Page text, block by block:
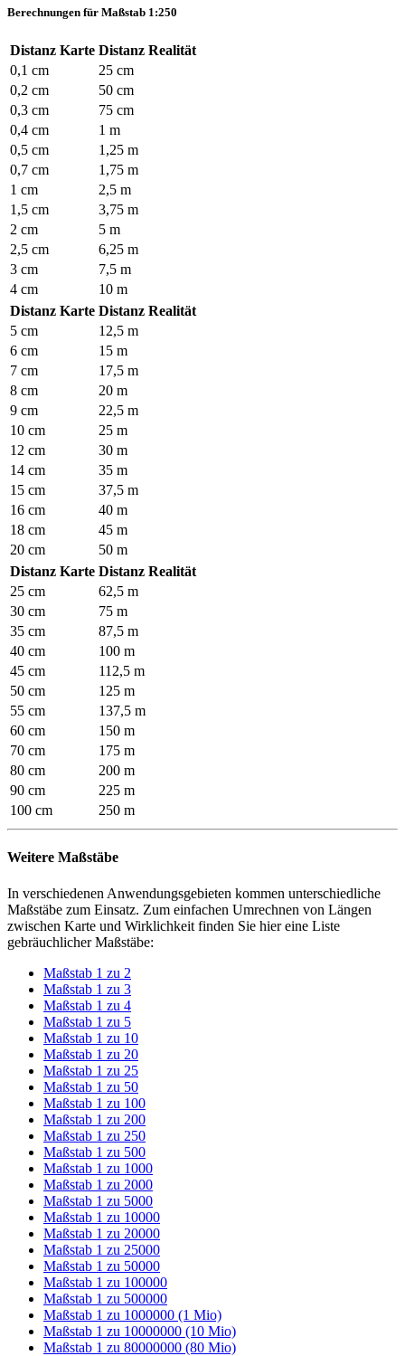
Berechnungen für Maßstab 1:250
Distanz Karte Distanz Realität
0,1 cm
25 cm
0,2 cm
50 cm
0,3 cm
75 cm
0,4 cm
1 m
0,5 cm
1,25 m
0,7 cm
1,75 m
1 cm
2,5 m
1,5 cm
3,75 m
2 cm
5 m
2,5 cm
6,25 m
3 cm
7,5 m
4 cm
10 m
Distanz Karte Distanz Realität
5 cm
12,5 m
6 cm
15 m
7 cm
17,5 m
8 cm
20 m
9 cm
22,5 m
10 cm
25 m
12 cm
30 m
14 cm
35 m
15 cm
37,5 m
16 cm
40 m
18 cm
45 m
20 cm
50 m
Distanz Karte Distanz Realität
25 cm
62,5 m
30 cm
75 m
35 cm
87,5 m
40 cm
100 m
45 cm
112,5 m
50 cm
125 m
55 cm
137,5 m
60 cm
150 m
70 cm
175 m
80 cm
200 m
90 cm
225 m
100 cm
250 m
Weitere Maßstäbe
In verschiedenen Anwendungsgebieten kommen unterschiedliche
Maßstäbe zum Einsatz. Zum einfachen Umrechnen von Längen
zwischen Karte und Wirklichkeit finden Sie hier eine Liste
gebräuchlicher Maßstäbe:
Maßstab 1 zu 2
Maßstab 1 zu 3
Maßstab 1 zu 4
Maßstab 1 zu 5
Maßstab 1 zu 10
Maßstab 1 zu 20
Maßstab 1 zu 25
Maßstab 1 zu 50
Maßstab 1 zu 100
Maßstab 1 zu 200
Maßstab 1 zu 250
Maßstab 1 zu 500
Maßstab 1 zu 1000
Maßstab 1 zu 2000
Maßstab 1 zu 5000
Maßstab 1 zu 10000
Maßstab 1 zu 20000
Maßstab 1 zu 25000
Maßstab 1 zu 50000
Maßstab 1 zu 100000
Maßstab 1 zu 500000
Maßstab 1 zu 1000000 (1 Mio)
Maßstab 1 zu 10000000 (10 Mio)
Maßstab 1 zu 80000000 (80 Mio)